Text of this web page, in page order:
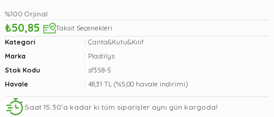
%100 Orjinal
₺50,85
Taksit Seçenekleri
Kategori
Çanta&Kutu&Kılıf
Marka
Plastilys
Stok Kodu
sf358-5
Havale
48,31 TL (%5,00 havale indirimi)
Saat 15:30’a kadar ki tüm siparişler aynı gün kargoda!